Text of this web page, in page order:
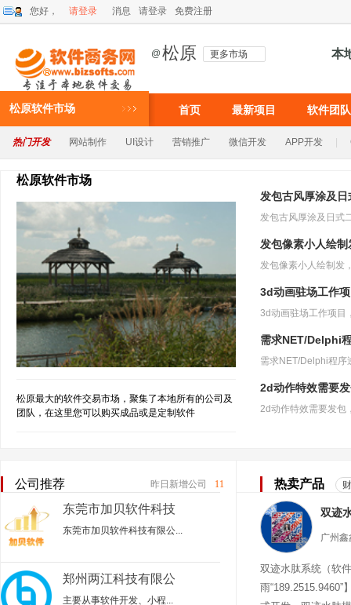
您好， 请登录 消息 请登录 免费注册
@ 松原 更多市场 本
松原软件市场 首页 最新项目 软件团队
热门开发 网站制作 UI设计 营销推广 微信开发 APP开发
松原软件市场
松原最大的软件交易市场，聚集了本地所有的公司及
团队，在这里您可以购买成品或是定制软件
发包古风厚涂及日
发包像素小人绘制
3d动画驻场工作
需求NET/Delphi
2d动作特效需要
公司推荐 昨日新增公司 11
东莞市加贝软件科技
东莞市加贝软件科技有限公...
郑州两江科技有限公
主要从事‌软件开发、小程...
热卖产品
双迹水肽系统（软
雨“189.2515.9460”